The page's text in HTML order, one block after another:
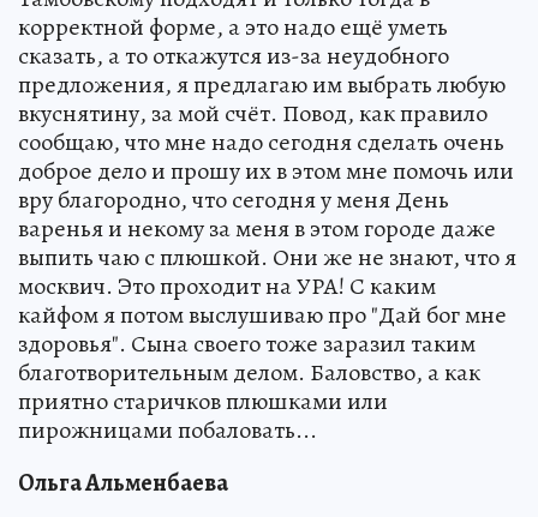
корректной форме, а это надо ещё уметь
сказать, а то откажутся из-за неудобного
предложения, я предлагаю им выбрать любую
вкуснятину, за мой счёт. Повод, как правило
сообщаю, что мне надо сегодня сделать очень
доброе дело и прошу их в этом мне помочь или
вру благородно, что сегодня у меня День
варенья и некому за меня в этом городе даже
выпить чаю с плюшкой. Они же не знают, что я
москвич. Это проходит на УРА! С каким
кайфом я потом выслушиваю про "Дай бог мне
здоровья". Сына своего тоже заразил таким
благотворительным делом. Баловство, а как
приятно старичков плюшками или
пирожницами побаловать...
Ольга Альменбаева